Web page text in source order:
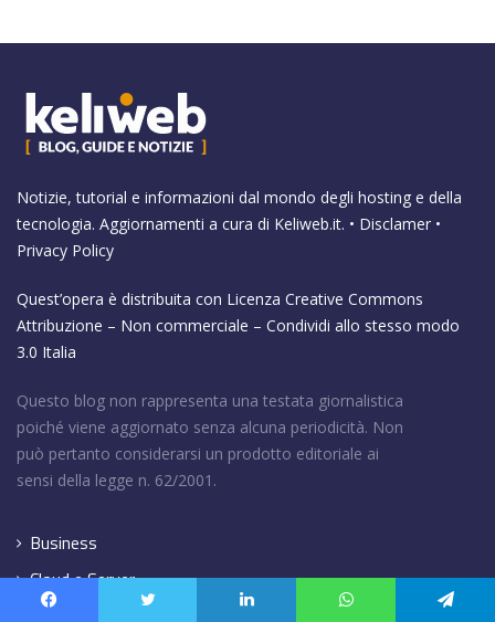
Notizie, tutorial e informazioni dal mondo degli hosting e della
tecnologia. Aggiornamenti a cura di Keliweb.it. • Disclamer •
Privacy Policy
Quest’opera è distribuita con Licenza Creative Commons
Attribuzione – Non commerciale – Condividi allo stesso modo
3.0 Italia
Questo blog non rappresenta una testata giornalistica
poiché viene aggiornato senza alcuna periodicità. Non
può pertanto considerarsi un prodotto editoriale ai
sensi della legge n. 62/2001.
Business
Cloud e Server
Domini